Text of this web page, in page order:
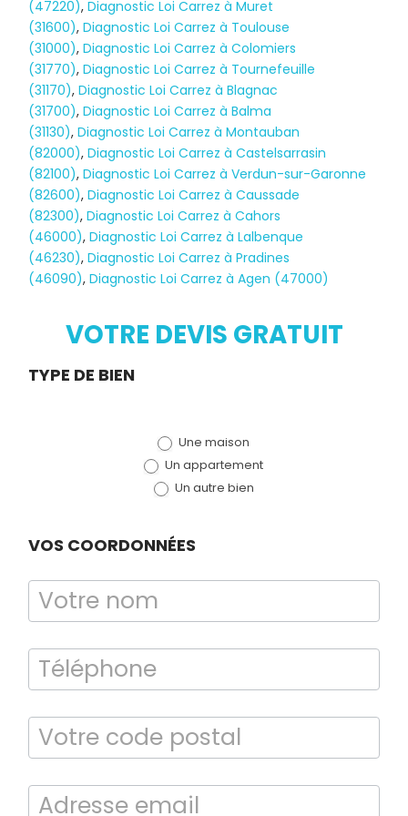
Diagnostic
Bilan énergétique
DPE
(47220),Diagnostic Loi Carrez à Muret
(31600),Diagnostic Loi Carrez à Toulouse
(31000),Diagnostic Loi Carrez à Colomiers
(31770),Diagnostic Loi Carrez à Tournefeuille
(31170),Diagnostic Loi Carrez à Blagnac
(31700),Diagnostic Loi Carrez à Balma
(31130),Diagnostic Loi Carrez à Montauban
(82000),Diagnostic Loi Carrez à Castelsarrasin
(82100),Diagnostic Loi Carrez à Verdun-sur-Garonne
(82600),Diagnostic Loi Carrez à Caussade
(82300),Diagnostic Loi Carrez à Cahors
(46000),Diagnostic Loi Carrez à Lalbenque
(46230),Diagnostic Loi Carrez à Pradines
(46090),Diagnostic Loi Carrez à Agen (47000)
VOTRE DEVIS GRATUIT
Demande
TYPE DE BIEN
Une maison
Un appartement
Un autre bien
VOS COORDONNÉES